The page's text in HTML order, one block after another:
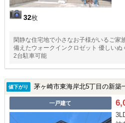
32枚
閑静な住宅地で小さなお子様がいるご家
備えたウォークインクロゼット 優しい
2台駐車可能
値下がり 茅ヶ崎市東海岸北5丁目の新築
一戸建て